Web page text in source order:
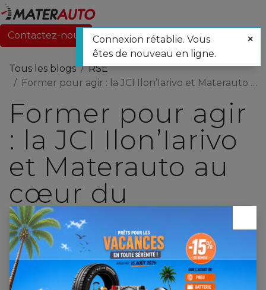
Contactez-nous
Tous les blogs
RSE
Former pour agir : la JCI Ilon’Iarivo et Materauto au cœur du leadership jeune dans la zone Nord
Former pour agir
: la JCI Ilon’Iarivo
et Materauto au
cœur du
leadership jeune
dans la zone
Nord
Connexion rétablie. Vous
êtes de nouveau en ligne.